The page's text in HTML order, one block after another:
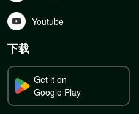
Youtube
下载
Get it on
Google Play